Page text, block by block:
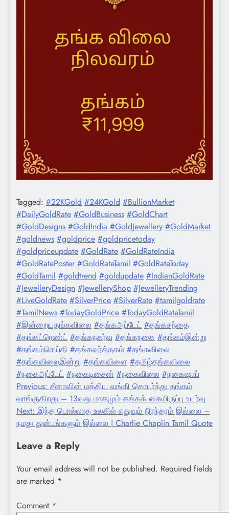
Tagged: #22KGold #24KGold #BullionMarket
#DailyGoldRate #GoldBusiness #GoldChart
#GoldDesigns #GoldIndia #GoldJewellery #GoldMarket
#goldnews #goldprice #goldpricetoday
#goldpriceupdate #GoldRate #GoldRateIndia
#GoldRatePoster #GoldRateTamil #GoldRateToday
#GoldTamil #goldtrend #goldupdate #IndianGoldRate
#JewelleryDesign #JewelleryShop #JewelleryTrending
#LiveGoldRate #SilverPrice #SilverRate #tamilgoldrate
#TamilNews #TodayGoldPrice #TodayGoldRateTamil
#இன்றையதங்கவிலை #தங்கஅப்டேட் #தங்கசந்தை
#தங்கட்ரெண்ட் #தங்கநகர்வு #தங்கநகை #தங்கம்இன்று
#தங்கம்செய்தி #தங்கவர்த்தகம் #தங்கவிலை
#தங்கவிலைஇன்று #தங்கவிளை #தமிழ்தங்கவிலை
#நகைஅப்டேட் #நகைடிசைன் #நகைவிலை #நகைஷாப்
Post
navigation
Previous: சீனாவின் மத்திய வங்கி தொடர்ந்து தங்கம்
வாங்குகிறது – 13வது மாதமும் தங்கக் கையிருப்பு உயர்வு
Next: இந்த பொல்லாத உலகில் எதுவும் நிரந்தரம் இல்லை –
நமது துன்பங்களும் இல்லை | Charlie Chaplin Tamil Quote
Leave a Reply
Your email address will not be published. Required fields
are marked *
Comment *